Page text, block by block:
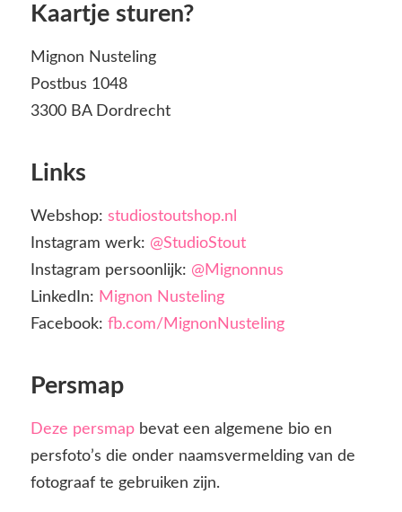
Kaartje sturen?
Mignon Nusteling
Postbus 1048
3300 BA Dordrecht
Links
Webshop: studiostoutshop.nl
Instagram werk: @StudioStout
Instagram persoonlijk: @Mignonnus
LinkedIn: Mignon Nusteling
Facebook: fb.com/MignonNusteling
Persmap
Deze persmapbevat een algemene bio en
persfoto’s die onder naamsvermelding van de
fotograaf te gebruiken zijn.